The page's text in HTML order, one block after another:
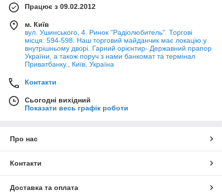
Працює з 09.02.2012
м. Київ
вул. Ушинського, 4. Ринок "Радіолюбитель". Торгові
місця: 594-598. Наш торговий майданчик має локацію у
внутрішньому дворі. Гарний орієнтир- Державний прапор
України, а також поруч з нами банкомат та термінал
Приватбанку., Київ, Україна
Контакти
Сьогодні вихідний
Показати весь графік роботи
Про нас
Контакти
Доставка та оплата